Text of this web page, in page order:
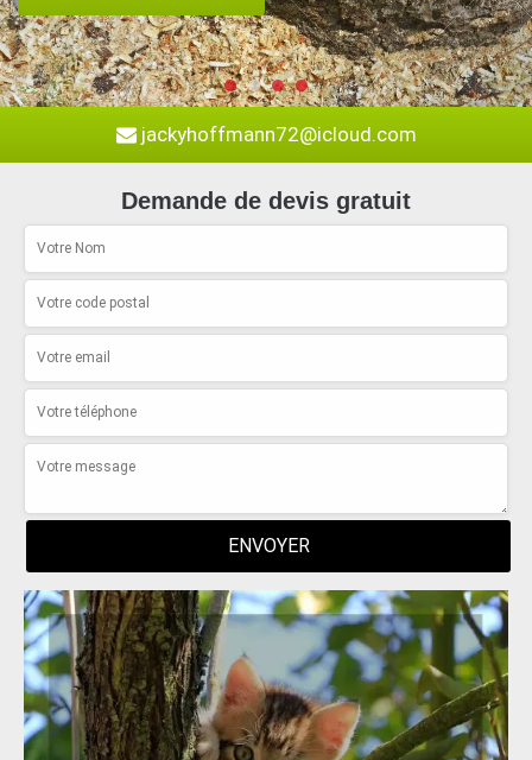
jackyhoffmann72@icloud.com
Demande de devis gratuit